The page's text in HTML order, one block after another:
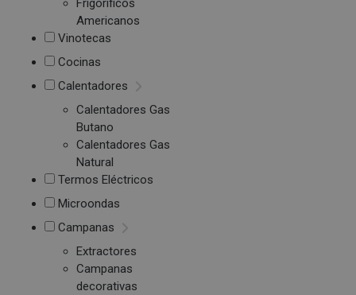
Frigoríficos
Americanos
Vinotecas
Cocinas
Calentadores
Calentadores Gas
Butano
Calentadores Gas
Natural
Termos Eléctricos
Microondas
Campanas
Extractores
Campanas
decorativas